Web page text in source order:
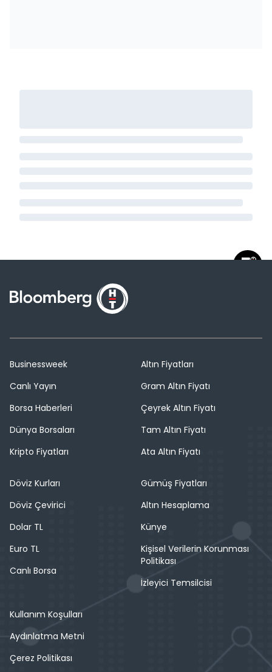
Businessweek
Canlı Yayın
Borsa Haberleri
Dünya Borsaları
Kripto Fiyatları
Altın Fiyatları
Gram Altın Fiyatı
Çeyrek Altın Fiyatı
Tam Altın Fiyatı
Ata Altın Fiyatı
Döviz Kurları
Döviz Çevirici
Dolar TL
Euro TL
Canlı Borsa
Gümüş Fiyatları
Altın Hesaplama
Künye
Kişisel Verilerin Korunması
Politikası
İzleyici Temsilcisi
Kullanım Koşulları
Aydınlatma Metni
Çerez Politikası